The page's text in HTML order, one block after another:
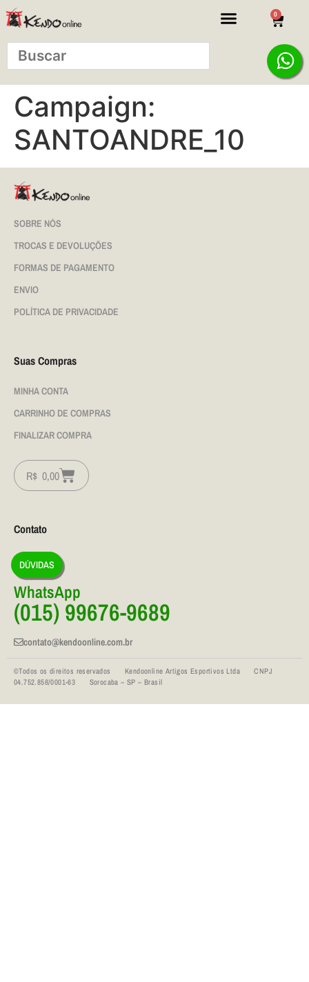
0
Campaign:
SANTOANDRE_10
SOBRE NÓS
TROCAS E DEVOLUÇÕES
FORMAS DE PAGAMENTO
ENVIO
POLÍTICA DE PRIVACIDADE
Suas Compras
MINHA CONTA
CARRINHO DE COMPRAS
FINALIZAR COMPRA
R$ 0,00
Contato
DÚVIDAS
WhatsApp
(015) 99676-9689
contato@kendoonline.com.br
©Todos os direitos reservados Kendoonline Artigos Esportivos Ltda CNPJ
04.752.858/0001-63 Sorocaba – SP – Brasil